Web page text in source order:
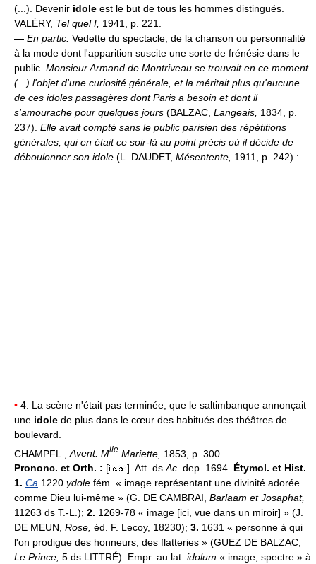
(...). Devenir idole est le but de tous les hommes distingués.
VALÉRY, Tel quel I, 1941, p. 221.
— En partic. Vedette du spectacle, de la chanson ou personnalité
à la mode dont l'apparition suscite une sorte de frénésie dans le
public. Monsieur Armand de Montriveau se trouvait en ce moment
(...) l'objet d'une curiosité générale, et la méritait plus qu'aucune
de ces idoles passagères dont Paris a besoin et dont il
s'amourache pour quelques jours (BALZAC, Langeais, 1834, p.
237). Elle avait compté sans le public parisien des répétitions
générales, qui en était ce soir-là au point précis où il décide de
déboulonner son idole (L. DAUDET, Mésentente, 1911, p. 242) :
• 4. La scène n'était pas terminée, que le saltimbanque annonçait
une idole de plus dans le cœur des habitués des théâtres de
boulevard.
CHAMPFL.,Avent. Mlle Mariette, 1853, p. 300.
Prononc. et Orth. : [ ]. Att. dsAc. dep. 1694. Étymol. et Hist.
1. Ca 1220 ydole fém. « image représentant une divinité adorée
comme Dieu lui-même » (G. DE CAMBRAI, Barlaam et Josaphat,
11263 ds T.-L.); 2. 1269-78 « image [ici, vue dans un miroir] » (J.
DE MEUN, Rose, éd. F. Lecoy, 18230); 3. 1631 « personne à qui
l'on prodigue des honneurs, des flatteries » (GUEZ DE BALZAC,
Le Prince, 5 ds LITTRÉ). Empr. au lat. idolum « image, spectre » à